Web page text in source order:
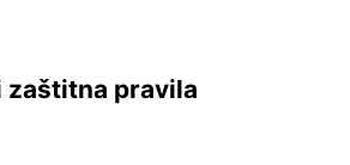
zaštitna pravila